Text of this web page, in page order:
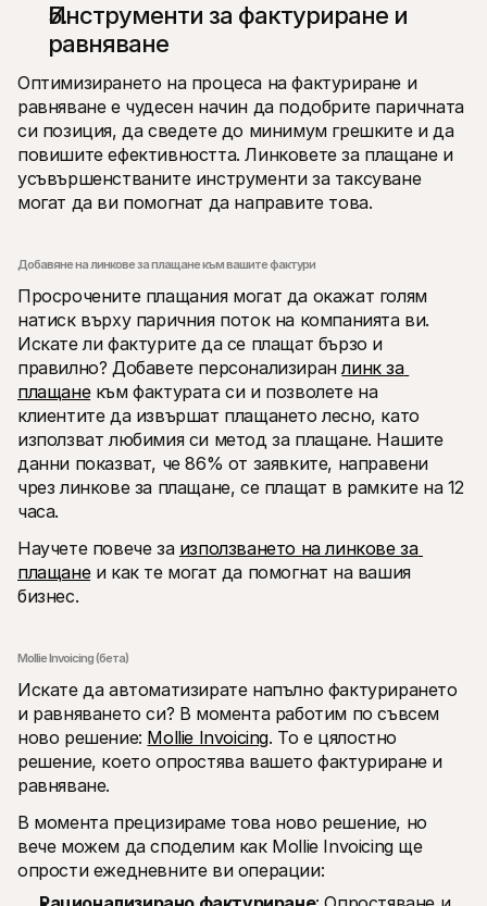
Инструменти за фактуриране и
равняване
Оптимизирането на процеса на фактуриране и
равняване е чудесен начин да подобрите паричната
си позиция, да сведете до минимум грешките и да
повишите ефективността. Линковете за плащане и
усъвършенстваните инструменти за таксуване
могат да ви помогнат да направите това.
Добавяне на линкове за плащане към вашите фактури
Просрочените плащания могат да окажат голям
натиск върху паричния поток на компанията ви.
Искате ли фактурите да се плащат бързо и
правилно? Добавете персонализиран линк за
плащане към фактурата си и позволете на
клиентите да извършат плащането лесно, като
използват любимия си метод за плащане. Нашите
данни показват, че 86% от заявките, направени
чрез линкове за плащане, се плащат в рамките на 12
часа.
Научете повече за използването на линкове за
плащане и как те могат да помогнат на вашия
бизнес.
Mollie Invoicing (бета)
Искате да автоматизирате напълно фактурирането
и равняването си? В момента работим по съвсем
ново решение: Mollie Invoicing. То е цялостно
решение, което опростява вашето фактуриране и
равняване.
В момента прецизираме това ново решение, но
вече можем да споделим как Mollie Invoicing ще
опрости ежедневните ви операции: